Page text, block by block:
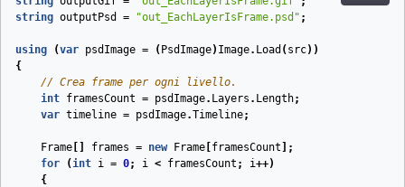
string outputPsd = "out_EachLayerIsFrame.psd" ;
using (var psdImage = ( PsdImage) Image. Load ( src))
{
// Crea frame per ogni livello.
int framesCount = psdImage. Layers . Length;
var timeline = psdImage.Timeline;
Frame frames = new Frame framesCount ];
for
(int i = 0; i < framesCount ; i++)
{